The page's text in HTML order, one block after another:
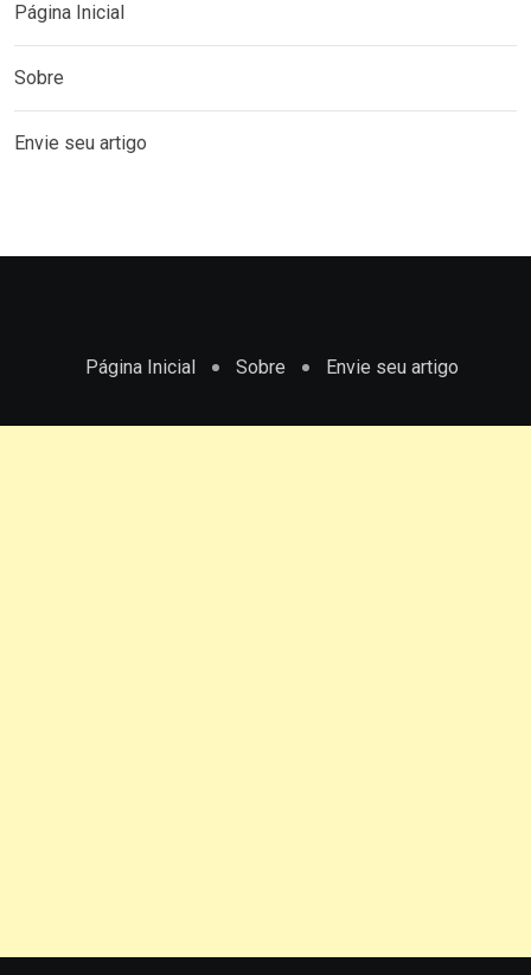
Página Inicial
Sobre
Envie seu artigo
Página Inicial Sobre Envie seu artigo